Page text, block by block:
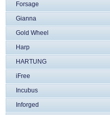
Forsage
Gianna
Gold Wheel
Harp
HARTUNG
iFree
Incubus
Inforged